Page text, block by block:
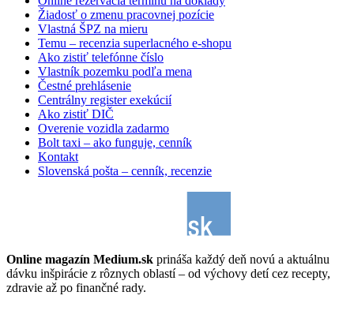
Žiadosť o zmenu pracovnej pozície
Vlastná ŠPZ na mieru
Temu – recenzia superlacného e-shopu
Ako zistiť telefónne číslo
Vlastník pozemku podľa mena
Čestné prehlásenie
Centrálny register exekúcií
Ako zistiť DIČ
Overenie vozidla zadarmo
Bolt taxi – ako funguje, cenník
Kontakt
Slovenská pošta – cenník, recenzie
Online magazín Medium.sk prináša každý deň novú a aktuálnu
dávku inšpirácie z rôznych oblastí – od výchovy detí cez recepty,
zdravie až po finančné rady.